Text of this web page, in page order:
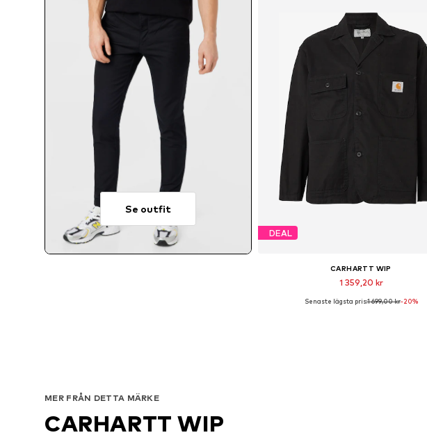
Se outfit
DEAL
CARHARTT WIP
1 359,20 kr
Tillgängliga storlekar: S, M, L, XL, XXL
Senaste lägsta pris:1 699,00 kr-20%
MER FRÅN DETTA MÄRKE
CARHARTT WIP